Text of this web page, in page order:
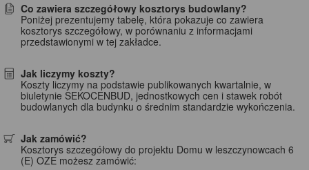
Co zawiera szczegółowy kosztorys budowlany?
Poniżej prezentujemy tabelę, która pokazuje co zawiera
kosztorys szczegółowy, w porównaniu z informacjami
przedstawionymi w tej zakładce.
Jak liczymy koszty?
Koszty liczymy na podstawie publikowanych kwartalnie, w
biuletynie SEKOCENBUD, jednostkowych cen i stawek robót
budowlanych dla budynku o średnim standardzie wykończenia.
Jak zamówić?
Kosztorys szczegółowy do projektu Domu w leszczynowcach 6
(E) OZE możesz zamówić: